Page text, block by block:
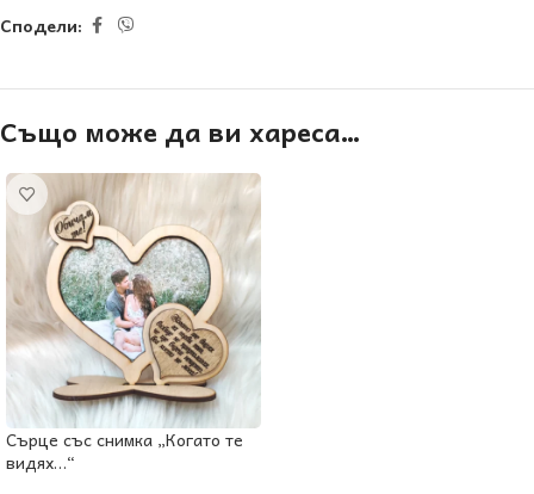
Сподели:
Също може да ви хареса…
Сърце със снимка „Когато те
видях…“